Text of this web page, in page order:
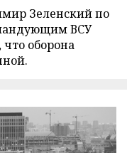
Зеленский по
ВСУ
оборона